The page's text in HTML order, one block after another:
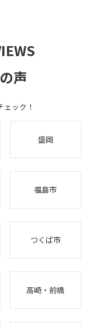
声
ック！
盛岡
福島市
つくば市
高崎・前橋